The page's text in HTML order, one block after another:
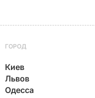
ГОРОД
Киев
Львов
Одесса